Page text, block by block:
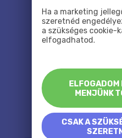
Ha a marketing
szeretnéd
a szükséges cookie-
elfogadhatod.
ELFOGADOM
MENJÜNK
CSAK A